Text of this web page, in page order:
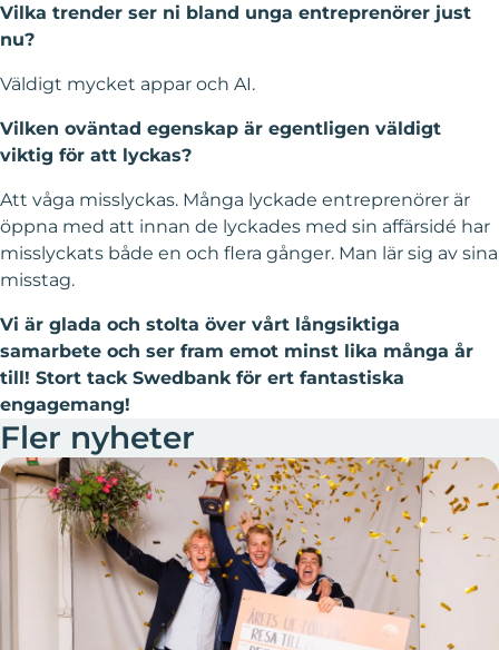
Vilka trender ser ni bland unga entreprenörer just
nu?
Väldigt mycket appar och AI.
Vilken oväntad egenskap är egentligen väldigt
viktig för att lyckas?
Att våga misslyckas. Många lyckade entreprenörer är
öppna med att innan de lyckades med sin affärsidé har
misslyckats både en och flera gånger. Man lär sig av sina
misstag.
Vi är glada och stolta över vårt långsiktiga
samarbete och ser fram emot minst lika många år
till! Stort tack Swedbank för ert fantastiska
engagemang!
Fler nyheter